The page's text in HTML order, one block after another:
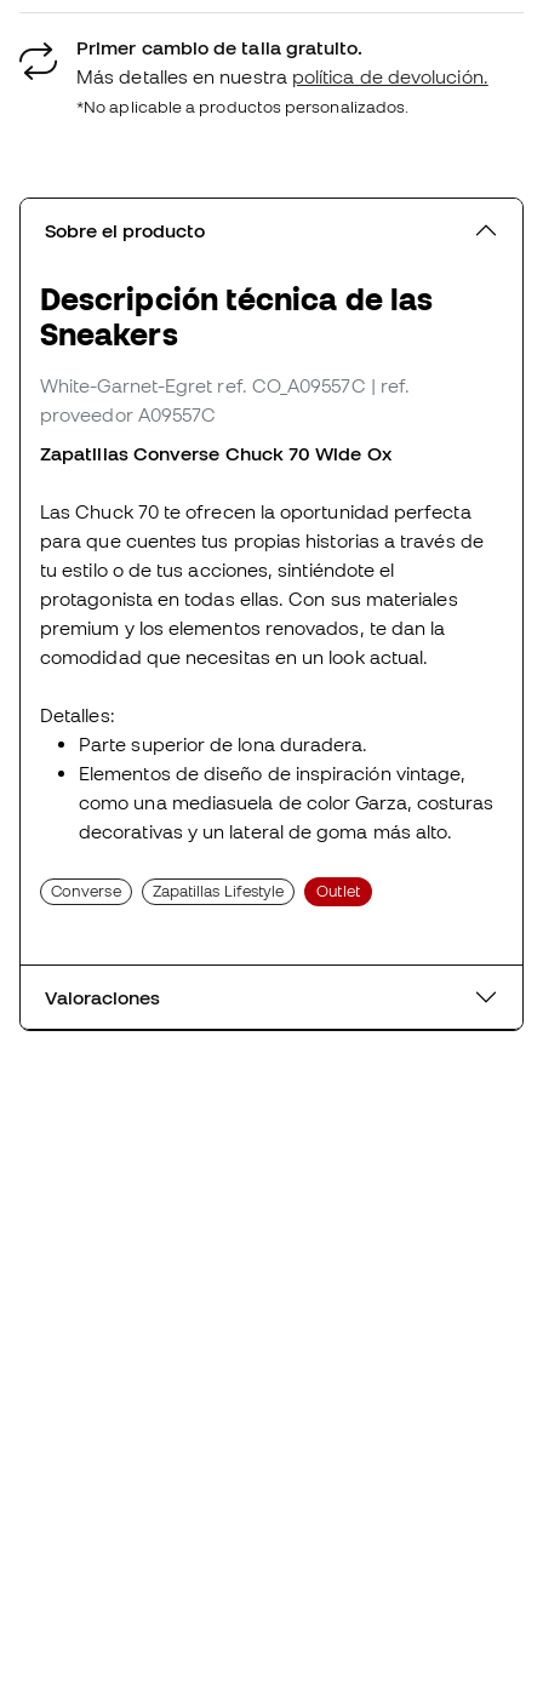
Primer cambio de talla gratuito.
Más detalles en nuestra política de devolución.
*No aplicable a productos personalizados.
Sobre el producto
Descripción técnica de las
Sneakers
White-Garnet-Egret ref. CO_A09557C | ref.
proveedor A09557C
Zapatillas Converse Chuck 70 Wide Ox
Las Chuck 70 te ofrecen la oportunidad perfecta
para que cuentes tus propias historias a través de
tu estilo o de tus acciones, sintiéndote el
protagonista en todas ellas. Con sus materiales
premium y los elementos renovados, te dan la
comodidad que necesitas en un look actual.
Detalles:
Parte superior de lona duradera.
Elementos de diseño de inspiración vintage,
como una mediasuela de color Garza, costuras
decorativas y un lateral de goma más alto.
Converse Zapatillas Lifestyle Outlet
Valoraciones